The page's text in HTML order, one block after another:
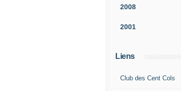
2008
2001
Liens
Club des Cent Cols